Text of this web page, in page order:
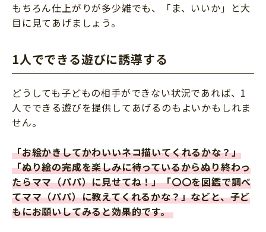
もちろん仕上がりが多少雑でも、「ま、いいか」と大
目に見てあげましょう。
1人でできる遊びに誘導する
どうしても子どもの相手ができない状況であれば、1
人でできる遊びを提供してあげるのもよいかもしれま
せん。
「お絵かきしてかわいいネコ描いてくれるかな？」
「ぬり絵の完成を楽しみに待っているからぬり終わっ
たらママ（パパ）に見せてね！」「〇〇を図鑑で調べ
てママ（パパ）に教えてくれるかな？」などと、子ど
もにお願いしてみると効果的です。